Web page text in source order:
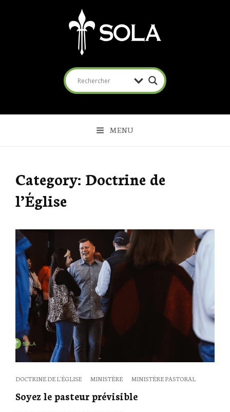
SOLA
Coalition pour l'Évangile
MENU
Category: Doctrine de
l’Église
Categories
DOCTRINE DE L'ÉGLISE MINISTÈRE MINISTÈRE PASTORAL
Soyez le pasteur prévisible